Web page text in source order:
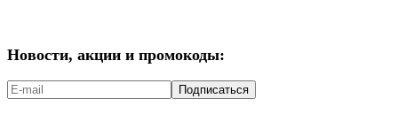
Новости, акции и промокоды:
Подписаться